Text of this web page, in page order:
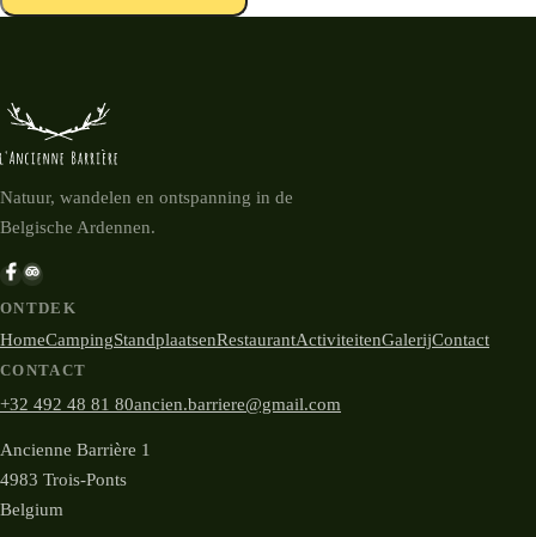
Natuur, wandelen en ontspanning in de
Belgische Ardennen.
ONTDEK
HomeCampingStandplaatsenRestaurantActiviteitenGalerijContact
CONTACT
+32 492 48 81 80ancien.barriere@gmail.com
Ancienne Barrière 1
4983 Trois-Ponts
Belgium